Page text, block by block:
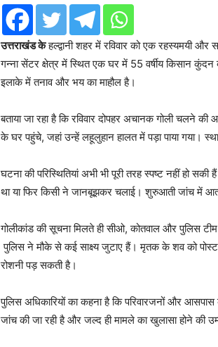
उत्तराखंड केहल्द्वानी शहर में रविवार को एक रहस्यमयी
गन्ना सेंटर क्षेत्र में स्थित एक घर में 55 वर्षीय किसान कुंदन
इलाके में तनाव और भय का माहौल है।
बताया जा रहा है कि रविवार दोपहर अचानक गोली चलने
के घर पहुंचे, जहां उन्हें लहूलुहान हालत में पड़ा पाया गया।
घटना की परिस्थितियां अभी भी पूरी तरह स्पष्ट नहीं हो
था या फिर किसी ने जानबूझकर चलाई। शुरुआती जांच में
गोलीकांड की सूचना मिलते ही सीओ, कोतवाल और पुलिस
पुलिस ने मौके से कई साक्ष्य जुटाए हैं। मृतक के शव को
रोशनी पड़ सकती है।
पुलिस अधिकारियों का कहना है कि परिवारजनों और
जांच की जा रही है और जल्द ही मामले का खुलासा होने की